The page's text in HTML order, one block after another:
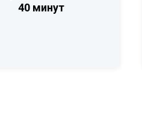
40 минут